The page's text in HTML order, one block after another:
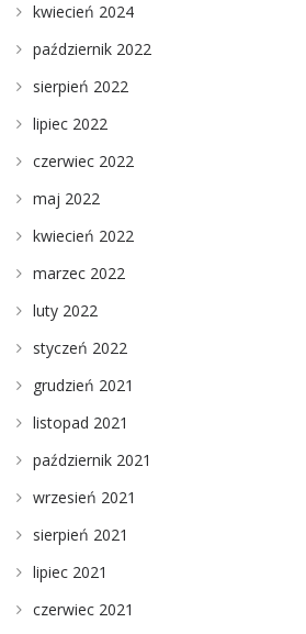
kwiecień 2024
październik 2022
sierpień 2022
lipiec 2022
czerwiec 2022
maj 2022
kwiecień 2022
marzec 2022
luty 2022
styczeń 2022
grudzień 2021
listopad 2021
październik 2021
wrzesień 2021
sierpień 2021
lipiec 2021
czerwiec 2021